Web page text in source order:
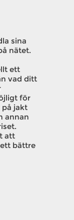
sina
nätet.
ett
vad ditt
för
jakt
annan
att
bättre